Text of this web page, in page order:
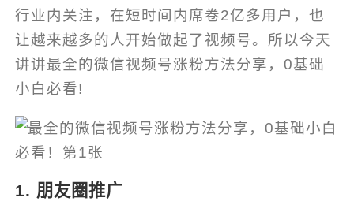
行业内关注，在短时间内席卷2亿多用户，也
让越来越多的人开始做起了视频号。所以今天
讲讲最全的微信视频号涨粉方法分享，0基础
小白必看!
1. 朋友圈推广